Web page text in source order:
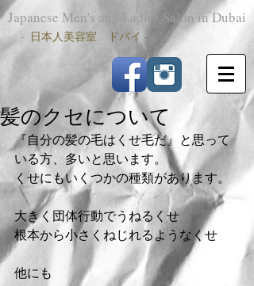
Japanese Men's and Ladies Salon in Dubai
- 日本人美容室 ドバイ -
髪のクセについて
『自分の髪の毛はくせ毛だ』と思って
いる方、多いと思います。
くせにもいくつかの種類があります。
大きく団体行動でうねるくせ
根本から小さくねじれるようなくせ
他にも